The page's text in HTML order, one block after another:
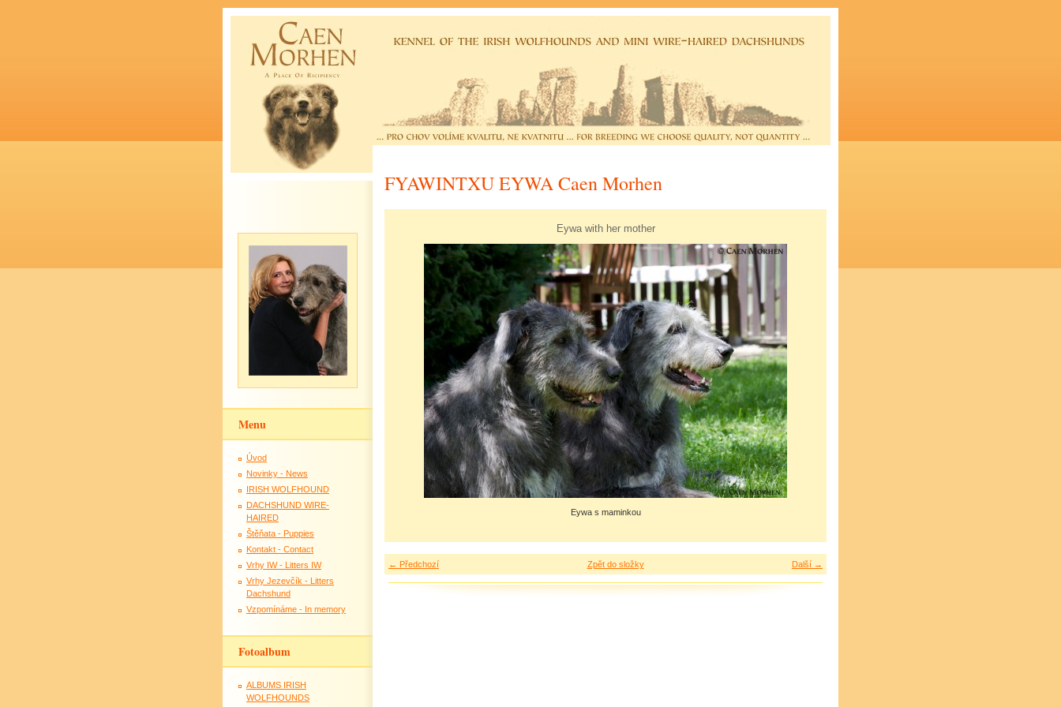
FYAWINTXU EYWA Caen Morhen
Eywa with her mother
Eywa s maminkou
← Předchozí Další →
Zpět do složky
Menu
Úvod
Novinky - News
IRISH WOLFHOUND
DACHSHUND WIRE-
HAIRED
Štěňata - Puppies
Kontakt - Contact
Vrhy IW - Litters IW
Vrhy Jezevčík - Litters
Dachshund
Vzpomínáme - In memory
Fotoalbum
ALBUMS IRISH
WOLFHOUNDS